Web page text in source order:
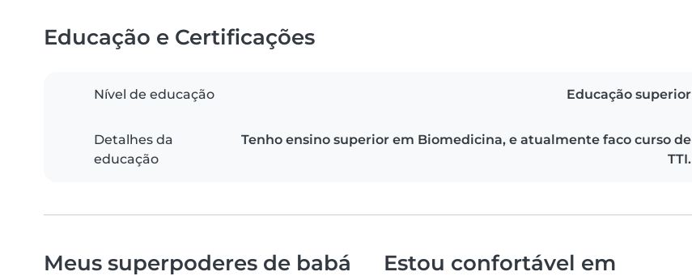
Educação e Certificações
Nível de educação Educação superior
Detalhes da
educação
Tenho ensino superior em Biomedicina, e atualmente faco curso de
TTI.
Meus superpoderes de babá Estou confortável em